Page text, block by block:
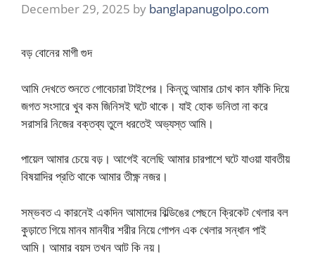
December 29, 2025 by banglapanugolpo.com
বড় বোনের মাগী গুদ
আমি দেখতে শুনতে গোবেচারা টাইপের। কিন্তু আমার চোখ কান ফাঁকি দিয়ে
জগত সংসারে খুব কম জিনিসই ঘটে থাকে। যাই হোক ভনিতা না করে
সরাসরি নিজের বক্তব্য তুলে ধরতেই অভ্যস্ত আমি।
পায়েল আমার চেয়ে বড়। আগেই বলেছি আমার চারপাশে ঘটে যাওয়া যাবতীয়
বিষয়াদির প্রতি থাকে আমার তীক্ষ্ণ নজর।
সম্ভবত এ কারনেই একদিন আমাদের বিল্ডিঙের পেছনে ক্রিকেট খেলার বল
কুড়াতে গিয়ে মানব মানবীর শরীর নিয়ে গোপন এক খেলার সন্ধান পাই
আমি। আমার বয়স তখন আট কি নয়।